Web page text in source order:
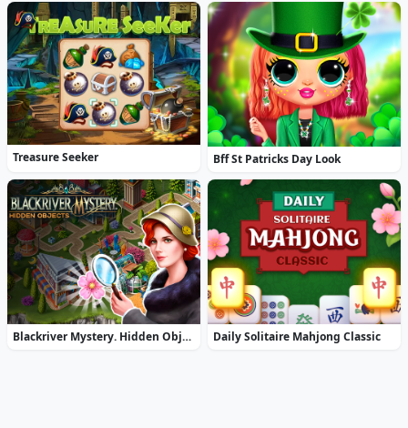
Treasure Seeker Bff St Patricks Day Look
Blackriver Mystery. Hidden Objects Daily Solitaire Mahjong Classic